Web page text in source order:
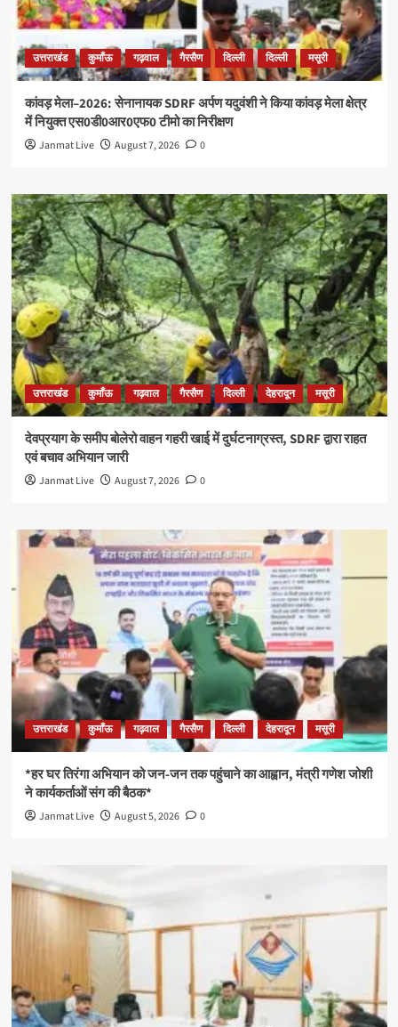
उत्तराखंड कुमाँऊ गढ़वाल गैरसैण दिल्ली दिल्ली मसूरी
कांवड़ मेला–2026: सेनानायक SDRF अर्पण यदुवंशी ने किया कांवड़ मेला क्षेत्र
में नियुक्त एस0डी0आर0एफ0 टीमो का निरीक्षण
Janmat Live August 7, 2026 0
उत्तराखंड कुमाँऊ गढ़वाल गैरसैण दिल्ली देहरादून मसूरी
देवप्रयाग के समीप बोलेरो वाहन गहरी खाई में दुर्घटनाग्रस्त, SDRF द्वारा राहत
एवं बचाव अभियान जारी
Janmat Live August 7, 2026 0
उत्तराखंड कुमाँऊ गढ़वाल गैरसैण दिल्ली देहरादून मसूरी
*हर घर तिरंगा अभियान को जन-जन तक पहुंचाने का आह्वान, मंत्री गणेश जोशी
ने कार्यकर्ताओं संग की बैठक*
Janmat Live August 5, 2026 0